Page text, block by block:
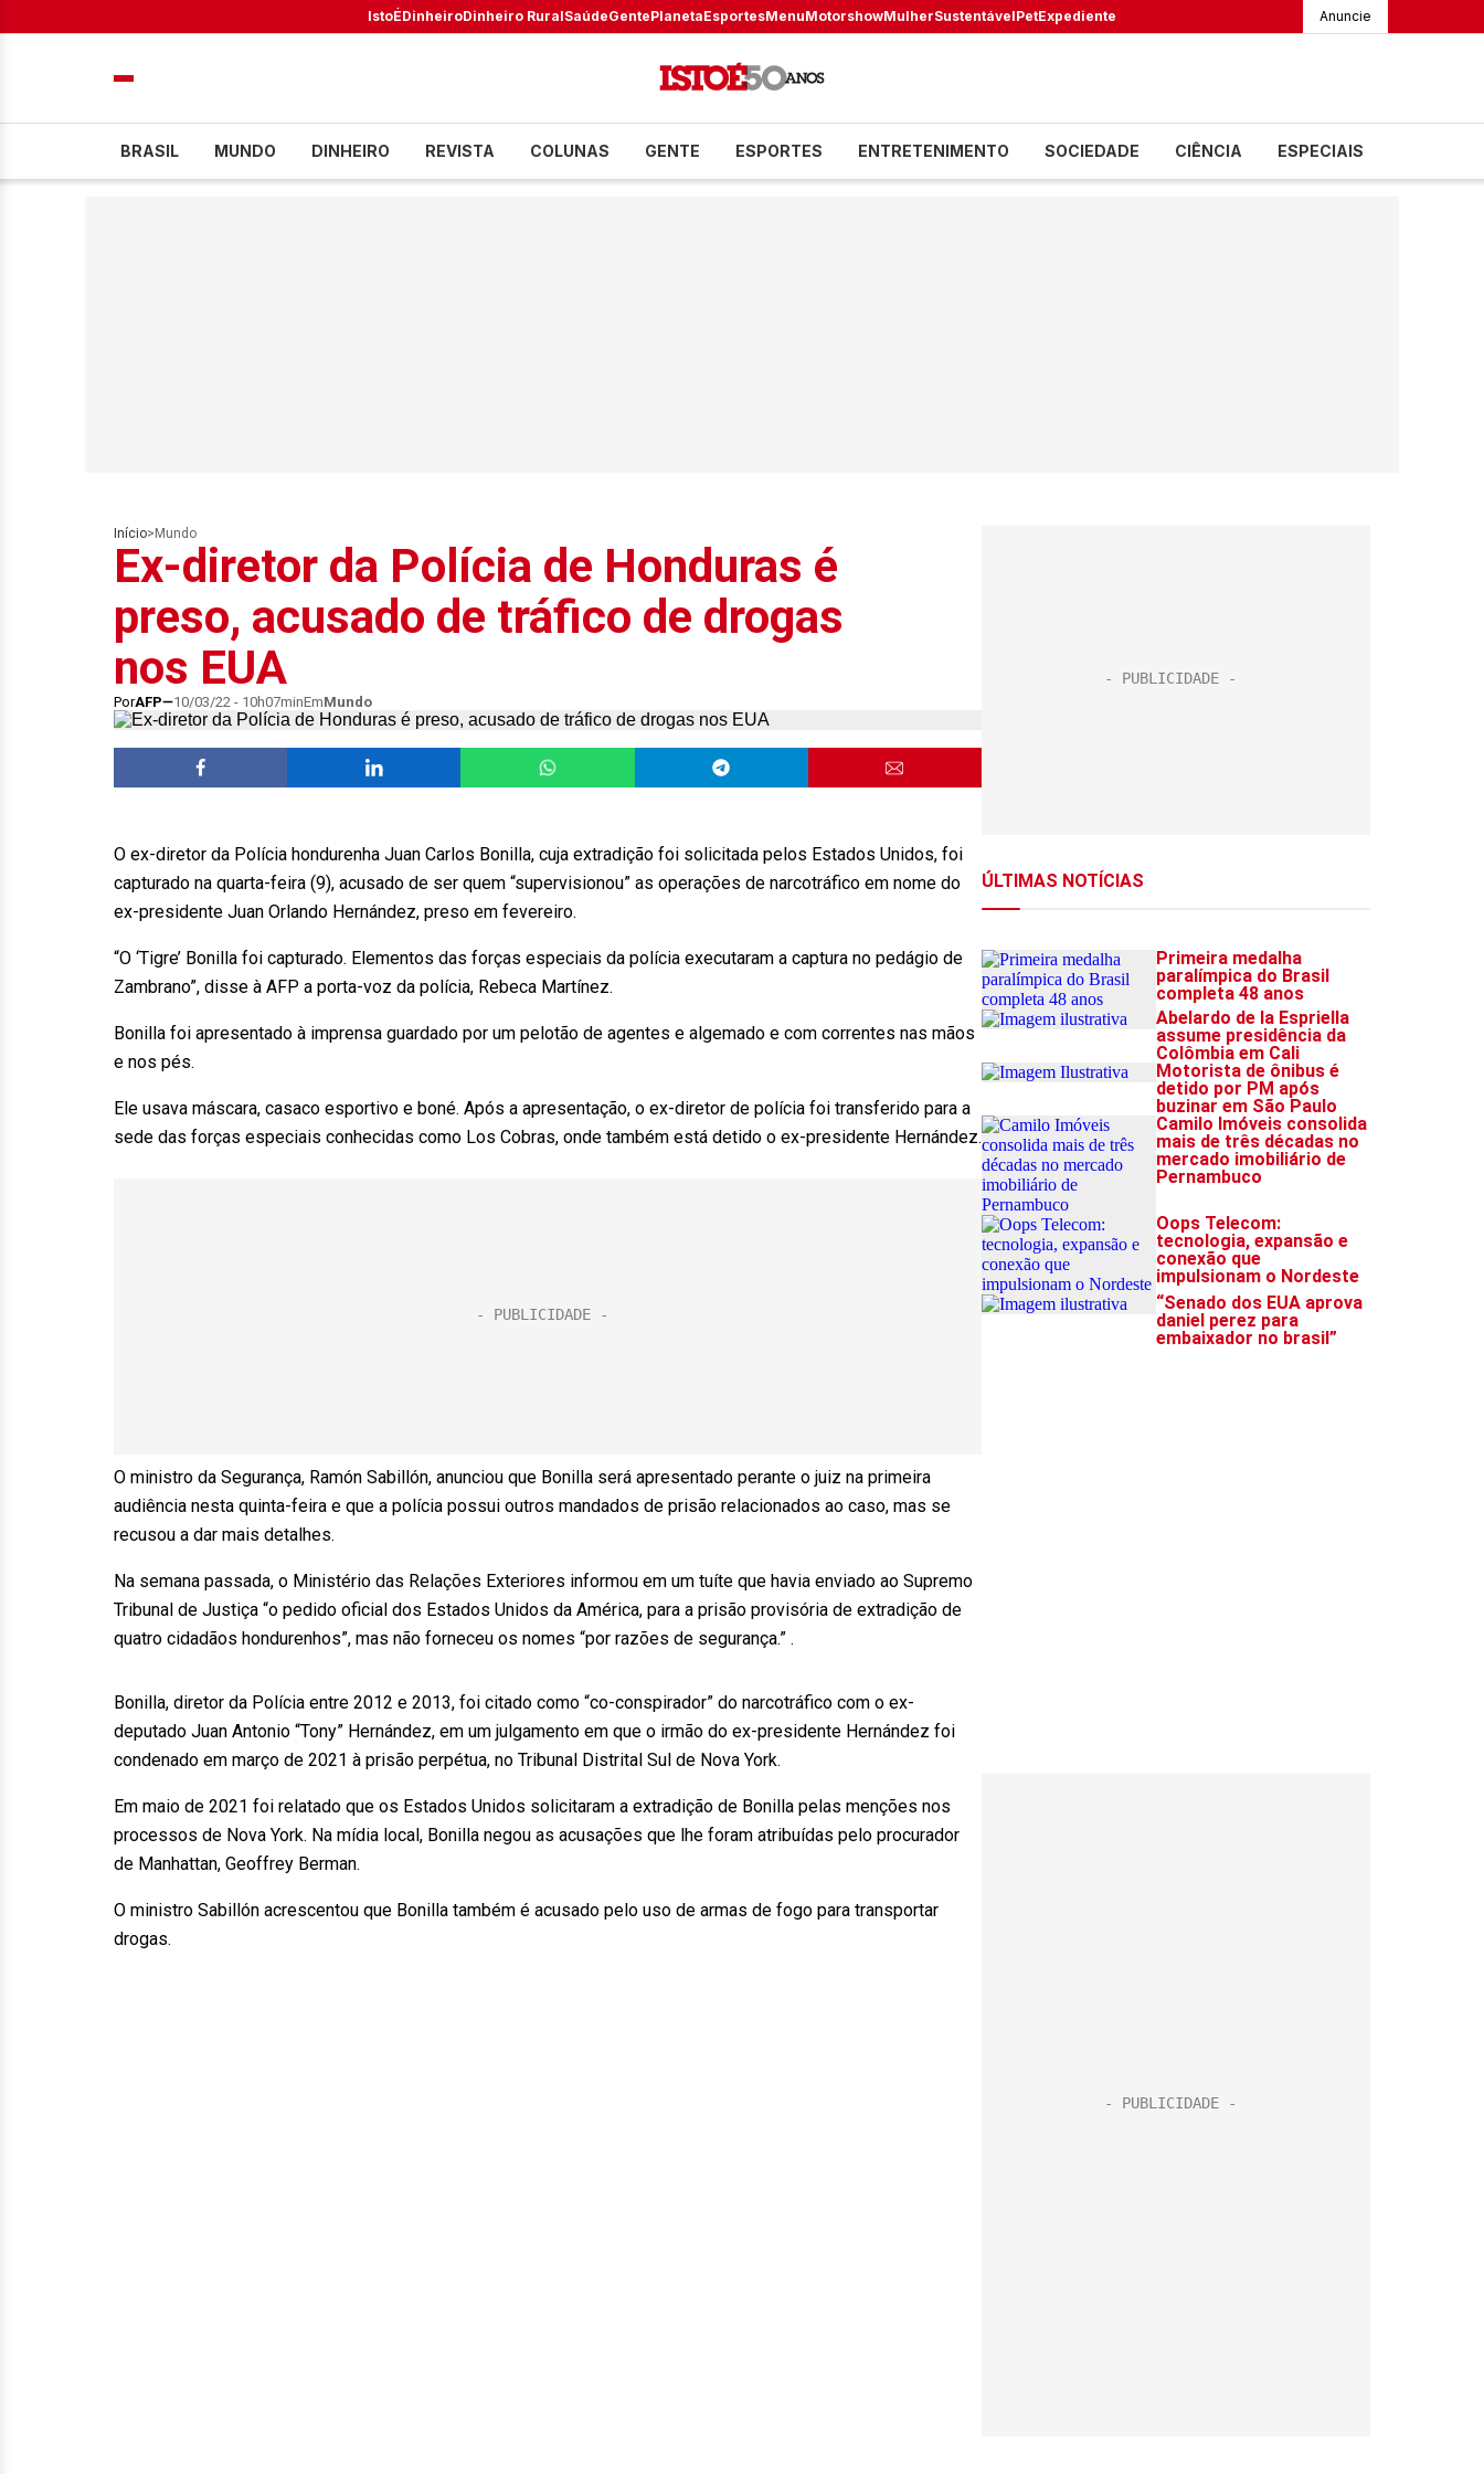
IstoÉDinheiroDinheiro RuralSaúdeGentePlanetaEsportesMenuMotorshowMulherSustentávelPetExpediente Anuncie
BRASIL MUNDO DINHEIRO REVISTA COLUNAS GENTE ESPORTES ENTRETENIMENTO SOCIEDADE CIÊNCIA ESPECIAIS
Início> Mundo
Ex-diretor da Polícia de Honduras é
preso, acusado de tráfico de drogas
nos EUA
PorAFP 10/03/22 - 10h07minEmMundo
O ex-diretor da Polícia hondurenha Juan Carlos Bonilla, cuja extradição foi solicitada pelos Estados Unidos, foi
capturado na quarta-feira (9), acusado de ser quem “supervisionou” as operações de narcotráfico em nome do
ex-presidente Juan Orlando Hernández, preso em fevereiro.
“O ‘Tigre’ Bonilla foi capturado. Elementos das forças especiais da polícia executaram a captura no pedágio de
Zambrano”, disse à AFP a porta-voz da polícia, Rebeca Martínez.
Bonilla foi apresentado à imprensa guardado por um pelotão de agentes e algemado e com correntes nas mãos
e nos pés.
Ele usava máscara, casaco esportivo e boné. Após a apresentação, o ex-diretor de polícia foi transferido para a
sede das forças especiais conhecidas como Los Cobras, onde também está detido o ex-presidente Hernández.
O ministro da Segurança, Ramón Sabillón, anunciou que Bonilla será apresentado perante o juiz na primeira
audiência nesta quinta-feira e que a polícia possui outros mandados de prisão relacionados ao caso, mas se
recusou a dar mais detalhes.
Na semana passada, o Ministério das Relações Exteriores informou em um tuíte que havia enviado ao Supremo
Tribunal de Justiça “o pedido oficial dos Estados Unidos da América, para a prisão provisória de extradição de
quatro cidadãos hondurenhos”, mas não forneceu os nomes “por razões de segurança.” .
Bonilla, diretor da Polícia entre 2012 e 2013, foi citado como “co-conspirador” do narcotráfico com o ex-
deputado Juan Antonio “Tony” Hernández, em um julgamento em que o irmão do ex-presidente Hernández foi
condenado em março de 2021 à prisão perpétua, no Tribunal Distrital Sul de Nova York.
Em maio de 2021 foi relatado que os Estados Unidos solicitaram a extradição de Bonilla pelas menções nos
processos de Nova York. Na mídia local, Bonilla negou as acusações que lhe foram atribuídas pelo procurador
de Manhattan, Geoffrey Berman.
O ministro Sabillón acrescentou que Bonilla também é acusado pelo uso de armas de fogo para transportar
drogas.